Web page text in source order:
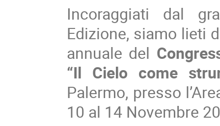
Incoraggiati dal
Edizione, siamo lieti
annuale del
“Il Cielo come
Palermo, presso
10 al 14 Novembre